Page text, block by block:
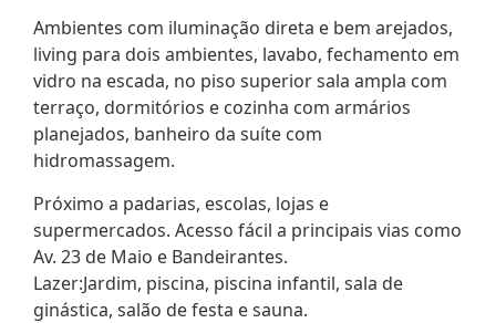
Ambientes com iluminação direta e bem arejados,
living para dois ambientes, lavabo, fechamento em
vidro na escada, no piso superior sala ampla com
terraço, dormitórios e cozinha com armários
planejados, banheiro da suíte com
hidromassagem.
Próximo a padarias, escolas, lojas e
supermercados. Acesso fácil a principais vias como
Av. 23 de Maio e Bandeirantes.
Lazer:Jardim, piscina, piscina infantil, sala de
ginástica, salão de festa e sauna.